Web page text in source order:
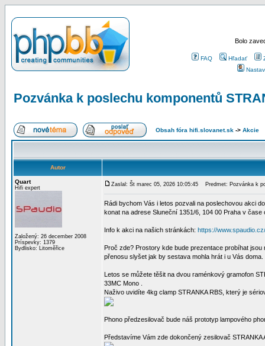
Bolo
FAQ Hľadať
Pozvánka k poslechu komponentů
Obsah fóra hifi.slovanet.sk -> Akcie
Autor
Quart
Hifi expert
Založený: 26 december 2008
Príspevky: 1379
Bydlisko: Litoměřice
Zaslal: Št marec 05, 2026 10:05:45 Predmet: Pozvánka k
Rádi bychom Vás i letos pozvali na poslechovou akci
konat na adrese Sluneční 1351/6, 104 00 Praha v čase
Info k akci na našich stránkách: https://
Proč zde? Prostory kde bude prezentace probíhat
přenosu slyšet jak by sestava mohla hrát i u Vás doma.
Letos se můžete těšit na dvou raménkový gramofon
33MC Mono .
Naživo uvidíte 4kg clamp STRANKA RBS, který je
Phono předzesilovač bude náš prototyp lampového
Představíme Vám zde dokončený zesilovač